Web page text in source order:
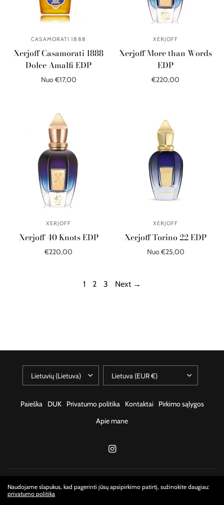
CASAMORATI 1888
Xerjoff Casamorati 1888
Dolce Amalfi EDP
Nuo €17,00
XERJOFF
Xerjoff More than Words
EDP
€220,00
XERJOFF
Xerjoff 40 Knots EDP
€220,00
XERJOFF
Xerjoff Torino 22 EDP
Nuo €25,00
1 2 3 Next →
Paieška DUK Privatumo politika Kontaktai
Pirkimo sąlygos
Apie mane
© 2026 kvapniosdalybos, Visos teisės saugomos.
Naudojame slapukus, kad pagerinti jūsų apsipirkimo patirtį, sužinokite daugiau:
privatumo politika